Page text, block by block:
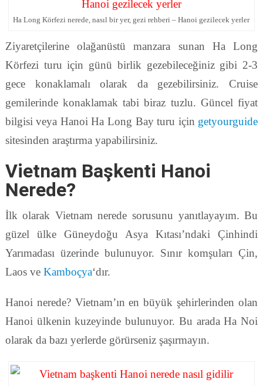
Ha Long Körfezi nerede, nasıl bir yer, gezi rehberi – Hanoi gezilecek yerler
Ziyaretçilerine olağanüstü manzara sunan Ha Long
Körfezi turu için günü birlik gezebileceğiniz gibi 2-3
gece konaklamalı olarak da gezebilirsiniz. Cruise
gemilerinde konaklamak tabi biraz tuzlu. Güncel fiyat
bilgisi veya Hanoi Ha Long Bay turu için getyourguide
sitesinden araştırma yapabilirsiniz.
Vietnam Başkenti Hanoi
Nerede?
İlk olarak Vietnam nerede sorusunu yanıtlayayım. Bu
güzel ülke Güneydoğu Asya Kıtası’ndaki Çinhindi
Yarımadası üzerinde bulunuyor. Sınır komşuları Çin,
Laos ve Kamboçya‘dır.
Hanoi nerede? Vietnam’ın en büyük şehirlerinden olan
Hanoi ülkenin kuzeyinde bulunuyor. Bu arada Ha Noi
olarak da bazı yerlerde görürseniz şaşırmayın.